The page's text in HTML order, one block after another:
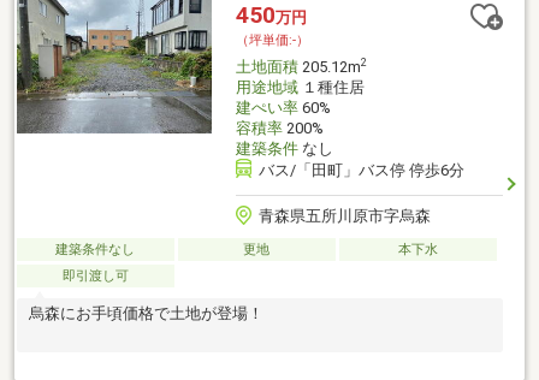
450万円
（坪単価:-）
土地面積205.12m2
用途地域１種住居
建ぺい率60%
容積率200%
建築条件なし
バス/「田町」バス停 停歩6分
青森県五所川原市字烏森
建築条件なし 更地
本下水
即引渡し可
烏森にお手頃価格で土地が登場！